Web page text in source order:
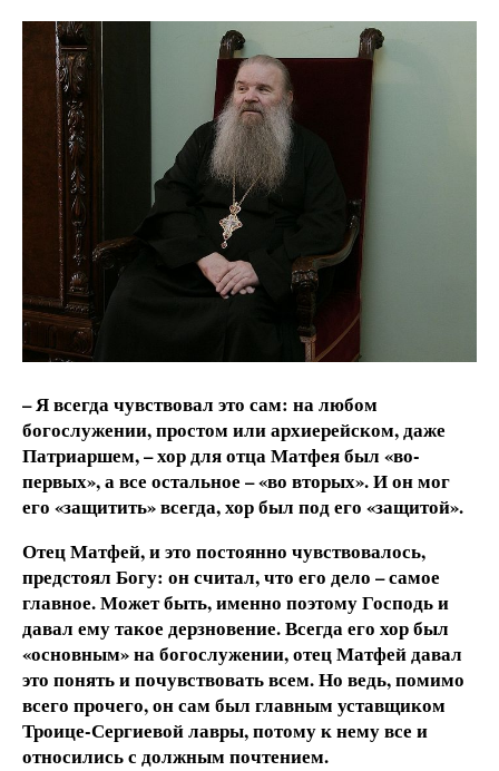
– Я всегда чувствовал это сам: на любом
богослужении, простом или архиерейском, даже
Патриаршем, – хор для отца Матфея был «во-
первых», а все остальное – «во вторых». И он мог
его «защитить» всегда, хор был под его «защитой».
Отец Матфей, и это постоянно чувствовалось,
предстоял Богу: он считал, что его дело – самое
главное. Может быть, именно поэтому Господь и
давал ему такое дерзновение. Всегда его хор был
«основным» на богослужении, отец Матфей давал
это понять и почувствовать всем. Но ведь, помимо
всего прочего, он сам был главным уставщиком
Троице-Сергиевой лавры, потому к нему все и
относились с должным почтением.